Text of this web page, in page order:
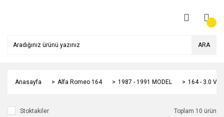
ARA
Anasayfa Alfa Romeo 164 1987 - 1991 MODEL 164 - 3.0 V6
Stoktakiler Toplam 10 ürün